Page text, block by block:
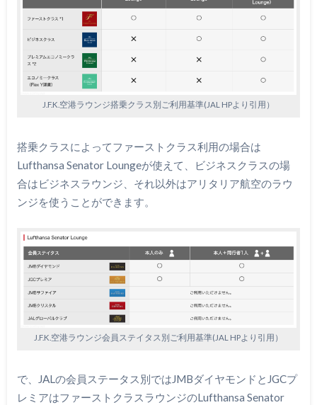
J.F.K.空港ラウンジ搭乗クラス別ご利用基準(JAL HPより引用）
搭乗クラスによってファーストクラス利用の場合は
Lufthansa Senator Loungeが使えて、ビジネスクラスの場
合はビジネスラウンジ、それ以外はアリタリア航空のラウ
ンジを使うことができます。
J.F.K.空港ラウンジ会員ステイタス別ご利用基準(JAL HPより引用）
で、JALの会員ステータス別ではJMBダイヤモンドとJGCプ
レミアはファーストクラスラウンジのLufthansa Senator